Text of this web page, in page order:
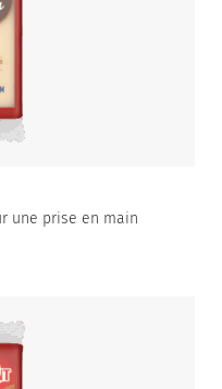
une prise en main